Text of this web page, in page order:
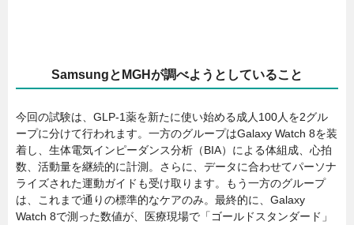
SamsungとMGHが調べようとしていること
今回の試験は、GLP-1薬を新たに使い始める成人100人を2グル
ープに分けて行われます。一方のグループはGalaxy Watch 8を装
着し、生体電気インピーダンス分析（BIA）による体組成、心拍
数、活動量を継続的に計測。さらに、データに合わせてパーソナ
ライズされた運動ガイドも受け取ります。もう一方のグループ
は、これまで通りの標準的なケアのみ。最終的に、Galaxy
Watch 8で測った数値が、医療現場で「ゴールドスタンダード」